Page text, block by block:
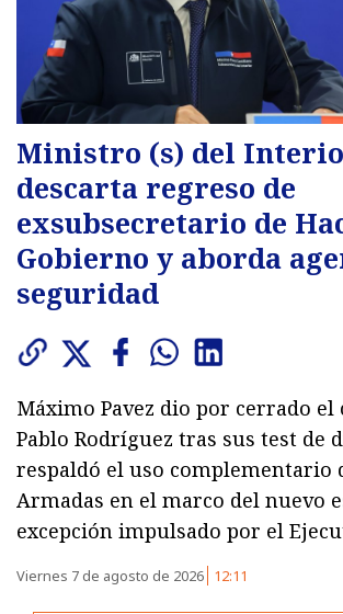
Ministro (s) del
descarta regreso de
exsubsecretario de
Gobierno y aborda
seguridad
Máximo Pavez dio por cerrado el
Pablo Rodríguez tras sus test de
respaldó el uso complementario
Armadas en el marco del nuevo
excepción impulsado por el
Viernes 7 de agosto de 2026 12:11